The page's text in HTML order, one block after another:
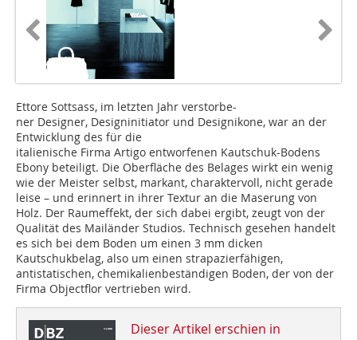
Ettore Sottsass, im letzten Jahr verstorbe-
ner Designer, Designinitiator und Designikone, war an der
Entwicklung des für die
italienische Firma Artigo entworfenen Kautschuk-Bodens
Ebony beteiligt. Die Oberfläche des Belages wirkt ein wenig
wie der Meister selbst, markant, charaktervoll, nicht gerade
leise – und erinnert in ihrer Textur an die Maserung von
Holz. Der Raumeffekt, der sich dabei ergibt, zeugt von der
Qualität des Mailänder Studios. Technisch gesehen handelt
es sich bei dem Boden um einen 3 mm dicken
Kautschukbelag, also um einen strapazierfähigen,
antistatischen, chemikalienbeständigen Boden, der von der
Firma Objectflor vertrieben wird.
Dieser Artikel erschien in